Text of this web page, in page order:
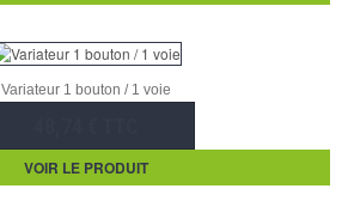
Variateur 1 bouton / 1 voie
VOIR LE PRODUIT